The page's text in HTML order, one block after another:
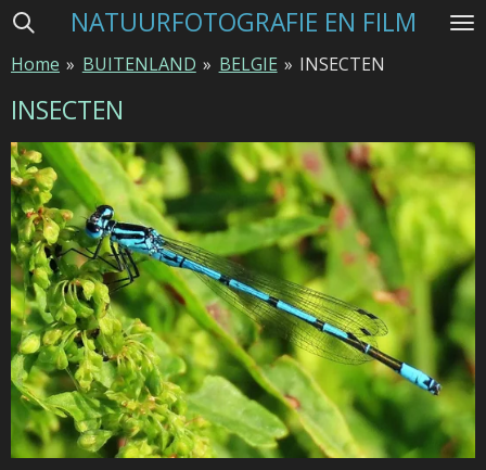
Ga
naar
de
NATUURFOTOGRAFIE EN FILM
Home » BUITENLAND » BELGIE » INSECTEN
INSECTEN